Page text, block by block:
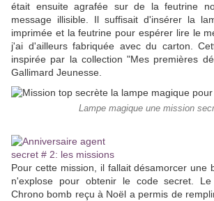
était ensuite agrafée sur de la feutrine
message illisible. Il suffisait d'insérer la
imprimée et la feutrine pour espérer lire le
j'ai d'ailleurs fabriquée avec du carton.
inspirée par la collection "Mes premières
Gallimard Jeunesse.
Lampe magique une mission
Pour cette mission, il fallait désamorcer une
n'explose pour obtenir le code secret.
Chrono bomb reçu à Noël a permis de